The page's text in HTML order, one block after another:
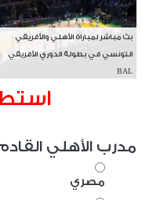
بث مباشر لمباراة الأهلي والأفريقي
التونسي في بطولة الدوري الأفريقي
BAL
مدرب الأهلي
مصري